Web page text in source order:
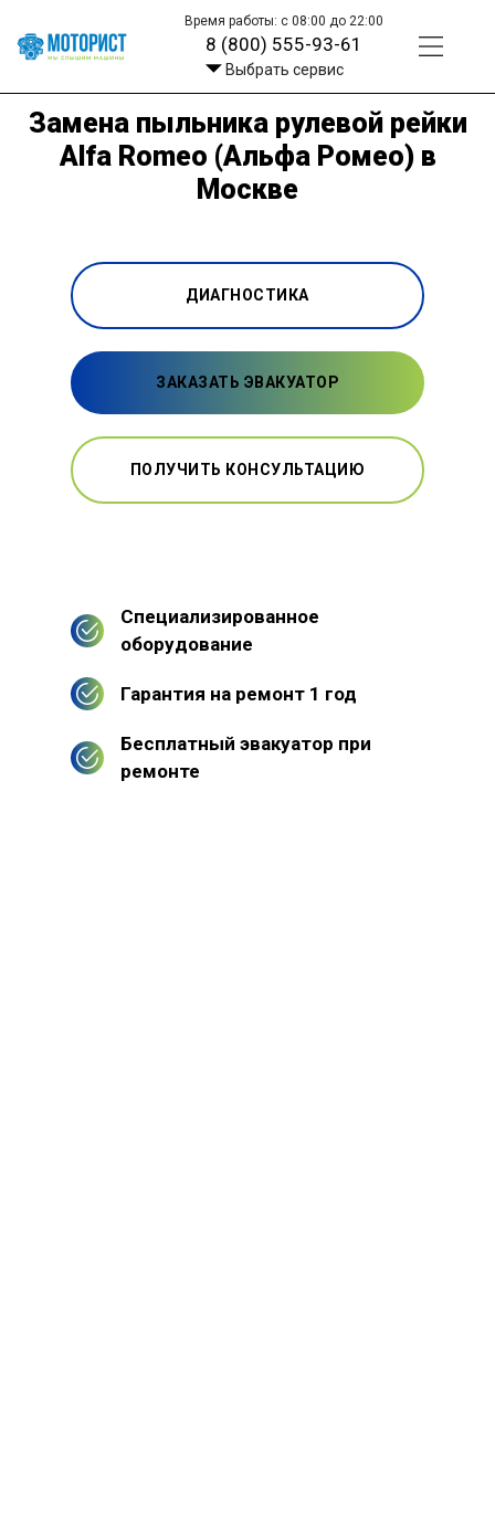
Время работы: с 08:00 до 22:00
8 (800) 555-93-61
Выбрать сервис
Замена пыльника рулевой рейки
Alfa Romeo (Альфа Ромео) в
Москве
ДИАГНОСТИКА
ЗАКАЗАТЬ ЭВАКУАТОР
ПОЛУЧИТЬ КОНСУЛЬТАЦИЮ
Специализированное
оборудование
Гарантия на ремонт 1 год
Бесплатный эвакуатор при
ремонте